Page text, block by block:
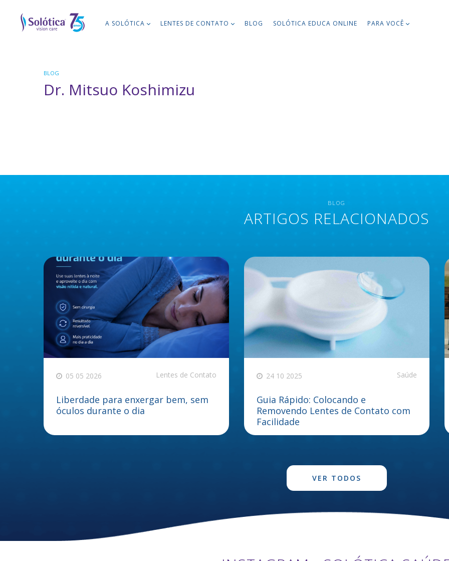
A SOLÓTICA LENTES DE CONTATO BLOG SOLÓTICA EDUCA ONLINE PARA VOCÊ
BLOG
Dr. Mitsuo Koshimizu
BLOG
ARTIGOS RELACIONADOS
05 05 2026 Lentes de Contato
Liberdade para enxergar bem, sem
óculos durante o dia
24 10 2025 Saúde
Guia Rápido: Colocando e
Removendo Lentes de Contato com
Facilidade
VER TODOS